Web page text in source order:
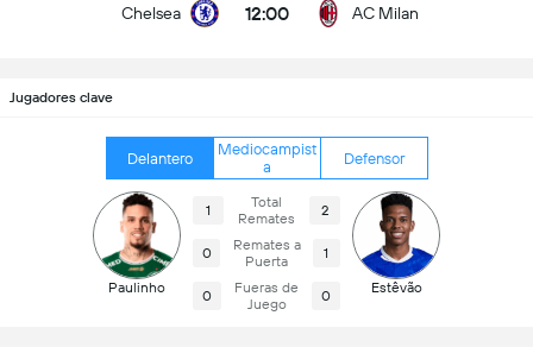
Chelsea 12:00 AC Milan
Jugadores clave
Delantero
Mediocampist
a
Defensor
Paulinho
1
Total
Remates
2
0
Remates a
Puerta
1
0
Fueras de
Juego
0 Estêvão